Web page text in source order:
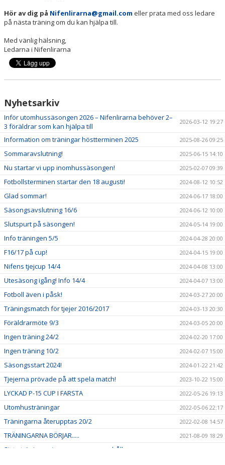
Hör av dig på Nifenlirarna@gmail.com eller prata med oss ledare
på nästa träning om du kan hjälpa till.
Med vänlig hälsning,
Ledarna i Nifenlirarna
Nyhetsarkiv
Inför utomhussäsongen 2026 – Nifenlirarna behöver 2–
3 föräldrar som kan hjälpa till
2026-03-12 19:27
Information om träningar höstterminen 2025 2025-08-26 09:25
Sommaravslutning! 2025-06-15 14:10
Nu startar vi upp inomhussäsongen! 2025-02-07 09:39
Fotbollsterminen startar den 18 augusti! 2024-08-12 10:52
Glad sommar! 2024-06-17 18:00
Säsongsavslutning 16/6 2024-06-12 10:00
Slutspurt på säsongen! 2024-05-14 19:00
Info träningen 5/5 2024-04-28 20:00
F16/17 på cup! 2024-04-15 19:00
Nifens tjejcup 14/4 2024-04-08 13:00
Utesäsong igång! Info 14/4 2024-04-07 13:00
Fotboll även i påsk! 2024-03-27 20:00
Träningsmatch för tjejer 2016/2017 2024-03-13 20:30
Föräldrarmöte 9/3 2024-03-05 20:00
Ingen träning 24/2 2024-02-20 17:00
Ingen träning 10/2 2024-02-07 15:00
Säsongsstart 2024! 2024-01-22 21:42
Tjejerna prövade på att spela match! 2023-10-22 15:00
LYCKAD P-15 CUP I FARSTA 2022-05-26 19:13
Utomhusträningar 2022-05-06 22:17
Träningarna återupptas 20/2 2022-02-08 14:57
TRÄNINGARNA BÖRJAR..... 2021-08-09 18:29
Sista träningen innan sommaruppehåll